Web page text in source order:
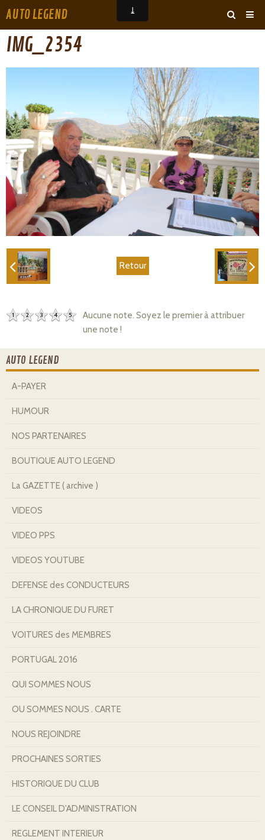
AUTO LEGEND
ARCHIVES
‹ ›
IMG_2354
Retour
1 2 3 4 5
Aucune note. Soyez le premier à attribuer
une note !
AUTO LEGEND
A-PAYER
HUMOUR
NOS PARTENAIRES
BOUTIQUE AUTO LEGEND
La GAZETTE ( archive )
VIDEOS
VIDEO PPS
VIDEOS YOUTUBE
DEFENSE des CONDUCTEURS
LA CHRONIQUE DU FURET
VOITURES des MEMBRES
PORTUGAL 2016
QUI SOMMES NOUS
OU SOMMES NOUS . CARTE
NOUS REJOINDRE
PROCHAINES SORTIES
HISTORIQUE DU CLUB
LE CONSEIL D'ADMINISTRATION
REGLEMENT INTERIEUR